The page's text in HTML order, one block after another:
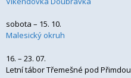
sobota – 15. 10.
Malesický okruh
16. – 23. 07.
Letní tábor Třemešné pod Přimdou